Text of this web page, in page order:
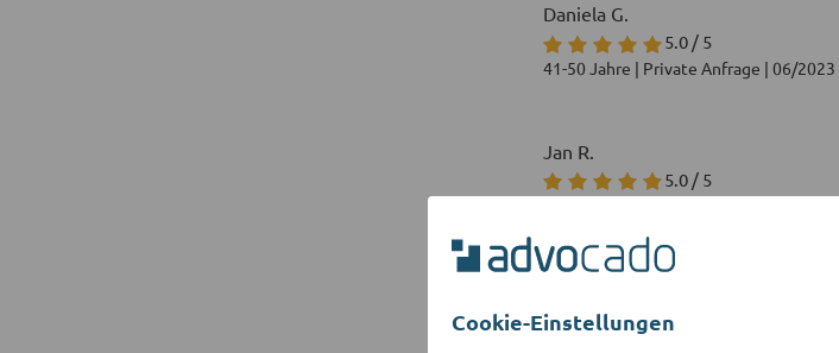
Daniela G.
5.0 / 5
41-50 Jahre | Private Anfrage | 06/2023
Jan R.
5.0 / 5
5.0 / 5
Cookie-Einstellungen